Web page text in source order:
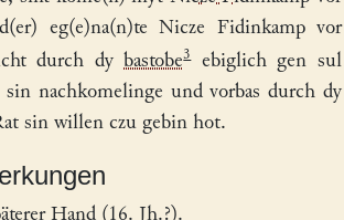
eg(e)na(n)te Nicze Fidinkamp vor
durch dy bastobe3ebiglich gen sul
nachkomelinge und vorbas durch dy
sin willen czu gebin hot.
Hand (16. Jh.?).